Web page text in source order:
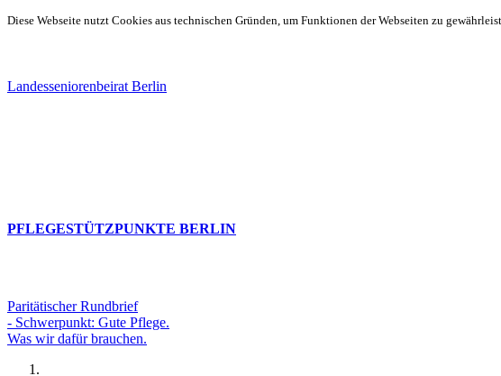
Diese Webseite nutzt Cookies aus technischen Gründen, um Funktionen der Webseiten zu
Landesseniorenbeirat Berlin
PFLEGESTÜTZPUNKTE BERLIN
Paritätischer Rundbrief
- Schwerpunkt: Gute Pflege.
Was wir dafür brauchen.